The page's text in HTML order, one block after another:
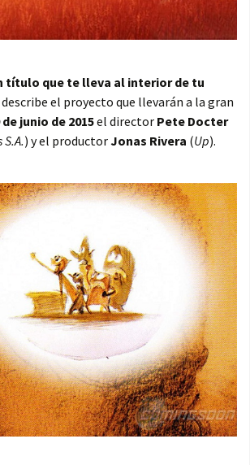
título que te lleva al interior de tu
describe el proyecto que llevarán a la gran
de junio de 2015el director Pete Docter
) y el productorJonas Rivera (Up).